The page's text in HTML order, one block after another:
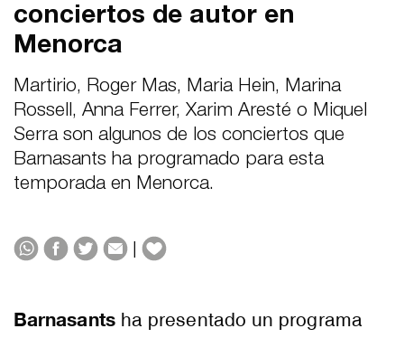
conciertos de autor en
Menorca
Martirio, Roger Mas, Maria Hein, Marina
Rossell, Anna Ferrer, Xarim Aresté o Miquel
Serra son algunos de los conciertos que
Barnasants ha programado para esta
temporada en Menorca.
|
Barnasantsha presentado un programa